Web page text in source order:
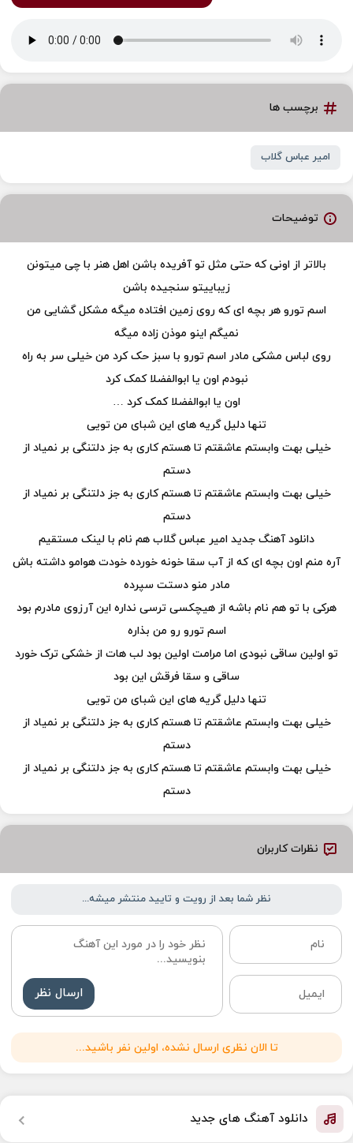
برچسب ها
امیر عباس گلاب
توضیحات
بالاتر از اونی که حتی مثل تو آفریده باشن اهل هنر با چی میتونن
زیباییتو سنجیده باشن
اسم تورو هر بچه ای که روی زمین افتاده میگه مشکل گشایی من
نمیگم اینو موذن زاده میگه
روی لباس مشکی مادر اسم تورو با سبز حک کرد من خیلی سر به راه
نبودم اون یا ابوالفضلا کمک کرد
اون یا ابوالفضلا کمک کرد …
تنها دلیل گریه های این شبای من تویی
خیلی بهت وابستم عاشقتم تا هستم کاری به جز دلتنگی بر نمیاد از
دستم
خیلی بهت وابستم عاشقتم تا هستم کاری به جز دلتنگی بر نمیاد از
دستم
دانلود آهنگ جدید امیر عباس گلاب هم نام با لینک مستقیم
آره منم اون بچه ای که از آب سقا خونه خورده خودت هوامو داشته باش
مادر منو دستت سپرده
هرکی با تو هم نام باشه از هیچکسی ترسی نداره این آرزوی مادرم بود
اسم تورو رو من بذاره
تو اولین ساقی نبودی اما مرامت اولین بود لب هات از خشکی ترک خورد
ساقی و سقا فرقش این بود
تنها دلیل گریه های این شبای من تویی
خیلی بهت وابستم عاشقتم تا هستم کاری به جز دلتنگی بر نمیاد از
دستم
خیلی بهت وابستم عاشقتم تا هستم کاری به جز دلتنگی بر نمیاد از
دستم
نظرات کاربران
نظر شما بعد از رویت و تایید منتشر میشه...
ارسال نظر
تا الان نظری ارسال نشده، اولین نفر باشید...
دانلود آهنگ های جدید